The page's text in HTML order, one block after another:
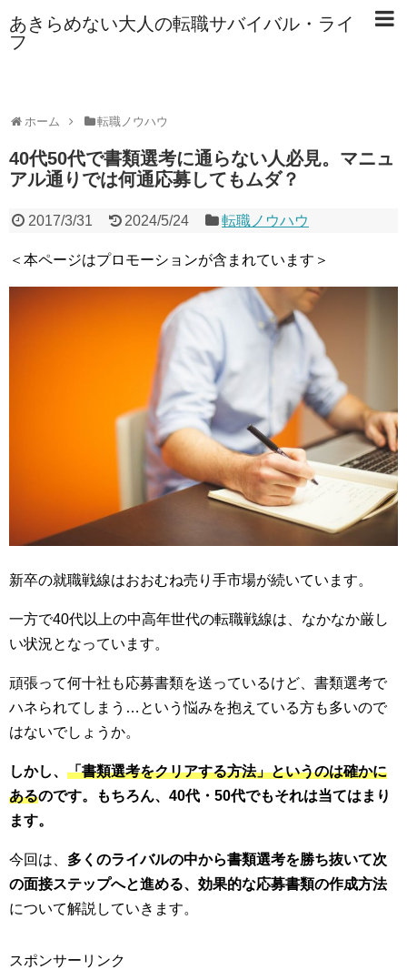
あきらめない大人の転職サバイバル・ライ
フ
ホーム 転職ノウハウ
40代50代で書類選考に通らない人必見。マニュ
アル通りでは何通応募してもムダ？
2017/3/31 2024/5/24 転職ノウハウ
＜本ページはプロモーションが含まれています＞
新卒の就職戦線はおおむね売り手市場が続いています。
一方で40代以上の中高年世代の転職戦線は、なかなか厳し
い状況となっています。
頑張って何十社も応募書類を送っているけど、書類選考で
ハネられてしまう…という悩みを抱えている方も多いので
はないでしょうか。
しかし、 「書類選考をクリアする方法」というのは確かに
あるのです。もちろん、40代・50代でもそれは当てはまり
ます。
今回は、 多くのライバルの中から書類選考を勝ち抜いて次
の面接ステップへと進める、効果的な応募書類の作成方法
について解説していきます。
スポンサーリンク